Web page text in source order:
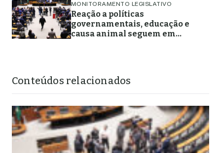
MONITORAMENTO LEGISLATIVO
Reação a políticas
governamentais, educação e
causa animal seguem em
Conteúdos relacionados